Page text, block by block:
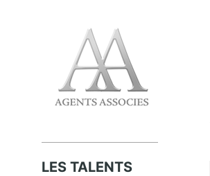
LES TALENTS